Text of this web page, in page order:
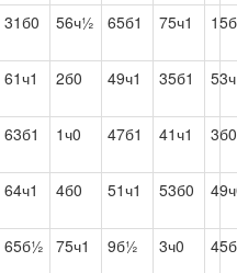
31б0 56ч½ 65б1 75ч1
61ч1 2б0 49ч1 35б1
63б1 1ч0 47б1 41ч1 3б0
64ч1 4б0 51ч1 53б0
65б½ 75ч1 9б½ 3ч0